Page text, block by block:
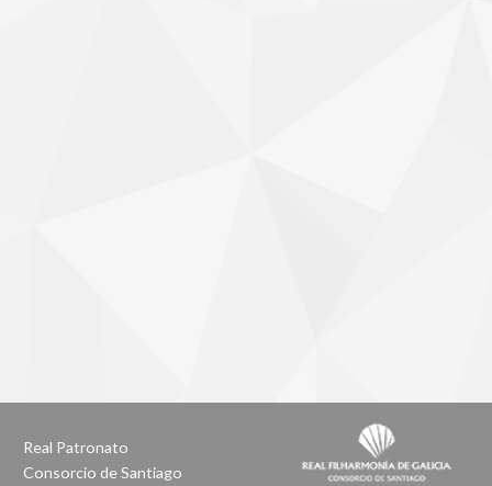
Real Patronato
Consorcio de Santiago